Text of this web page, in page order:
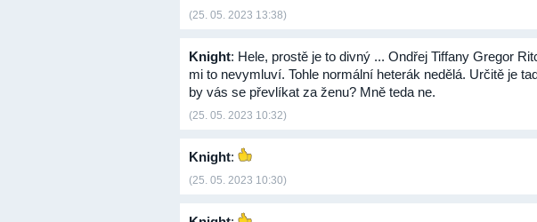
(25. 05. 2023 13:38)
Knight: Hele, prostě je to divný ... Ondřej Tiffany Gregor
mi to nevymluví. Tohle normální heterák nedělá. Určitě je
by vás se převlíkat za ženu? Mně teda ne.
(25. 05. 2023 10:32)
Knight:
(25. 05. 2023 10:30)